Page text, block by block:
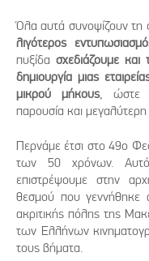
Όλα αυτά συνοψίζουν τη
λιγότερος
πυξίδασχεδιάζουμε και
δημιουργία μιας
μικρού μήκους, ώστε
παρουσία και
Περνάμε έτσι στο 49ο
των 50 χρόνων.
επιστρέψουμε στην
θεσμού που γεννήθηκε
ακριτικής πόλης της
των Ελλήνων
τους βήματα.